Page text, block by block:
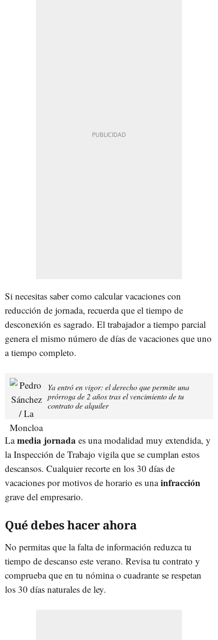
Si necesitas saber como calcular vacaciones con
reducción de jornada, recuerda que el tiempo de
desconexión es sagrado. El trabajador a tiempo parcial
genera el mismo número de días de vacaciones que uno
a tiempo completo.
Ya entró en vigor: el derecho que permite una
prórroga de 2 años tras el vencimiento de tu
contrato de alquiler
Lamedia jornada es una modalidad muy extendida, y
la Inspección de Trabajo vigila que se cumplan estos
descansos. Cualquier recorte en los 30 días de
vacaciones por motivos de horario es unainfracción
grave del empresario.
Qué debes hacer ahora
No permitas que la falta de información reduzca tu
tiempo de descanso este verano. Revisa tu contrato y
comprueba que en tu nómina o cuadrante se respetan
los 30 días naturales de ley.